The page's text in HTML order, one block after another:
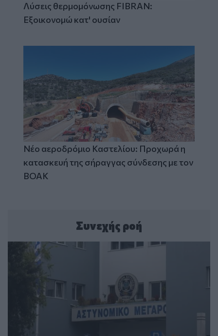
Λύσεις θερμομόνωσης FIBRAN:
Εξοικονομώ κατ' ουσίαν
Νέο αεροδρόμιο Καστελίου: Προχωρά η
κατασκευή της σήραγγας σύνδεσης με τον
ΒΟΑΚ
Συνεχής ροή